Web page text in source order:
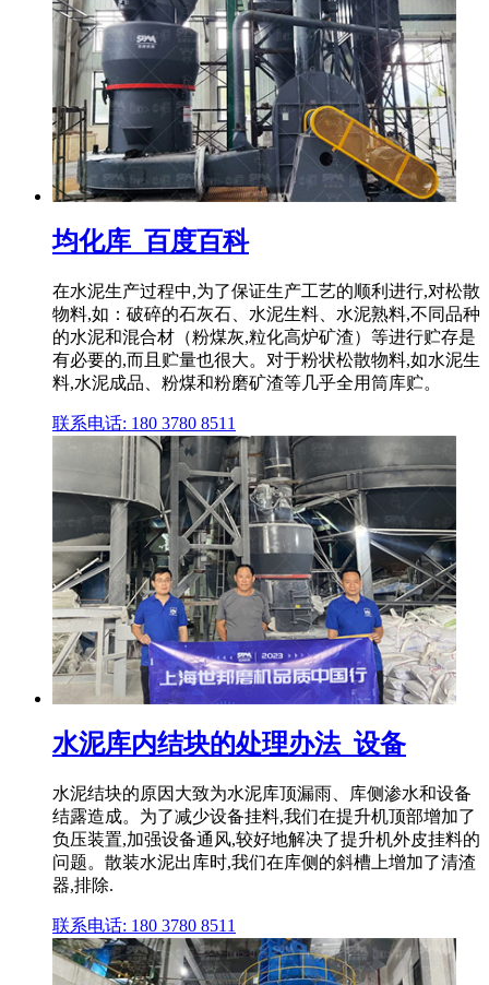
均化库_百度百科
在水泥生产过程中,为了保证生产工艺的顺利进行,对松散
物料,如：破碎的石灰石、水泥生料、水泥熟料,不同品种
的水泥和混合材（粉煤灰,粒化高炉矿渣）等进行贮存是
有必要的,而且贮量也很大。对于粉状松散物料,如水泥生
料,水泥成品、粉煤和粉磨矿渣等几乎全用筒库贮。
联系电话: 180 3780 8511
水泥库内结块的处理办法_设备
水泥结块的原因大致为水泥库顶漏雨、库侧渗水和设备
结露造成。为了减少设备挂料,我们在提升机顶部增加了
负压装置,加强设备通风,较好地解决了提升机外皮挂料的
问题。散装水泥出库时,我们在库侧的斜槽上增加了清渣
器,排除.
联系电话: 180 3780 8511